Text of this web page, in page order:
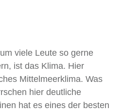
viele Leute so gerne
ist das Klima. Hier
Mittelmeerklima. Was
hier deutliche
hat es eines der besten